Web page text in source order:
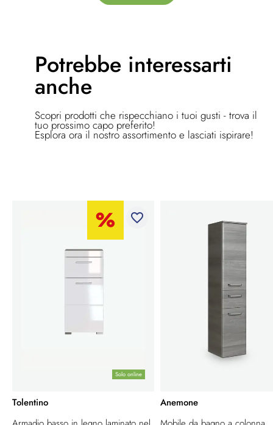
Potrebbe interessarti
anche
Scopri prodotti che rispecchiano i tuoi gusti - trova il
tuo prossimo capo preferito!
Esplora ora il nostro assortimento e lasciati ispirare!
Solo online
favorite_border
Tolentino
Anemone